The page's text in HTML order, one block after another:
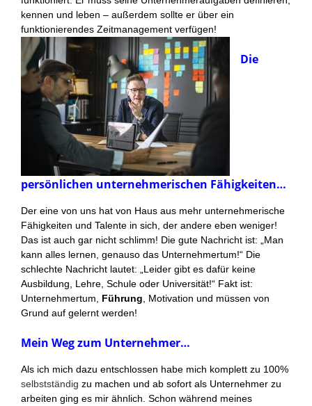
kennen und leben – außerdem sollte er über ein
funktionierendes Zeitmanagement verfügen!
Die
persönlichen unternehmerischen Fähigkeiten…
Der eine von uns hat von Haus aus mehr unternehmerische
Fähigkeiten und Talente in sich, der andere eben weniger!
Das ist auch gar nicht schlimm! Die gute Nachricht ist: „Man
kann alles lernen, genauso das Unternehmertum!“ Die
schlechte Nachricht lautet: „Leider gibt es dafür keine
Ausbildung, Lehre, Schule oder Universität!“ Fakt ist:
Unternehmertum, Führung , Motivation und müssen von
Grund auf gelernt werden!
Mein Weg zum Unternehmer…
Als ich mich dazu entschlossen habe mich komplett zu 100%
selbstständig zu machen und ab sofort als Unternehmer zu
arbeiten ging es mir ähnlich. Schon während meines